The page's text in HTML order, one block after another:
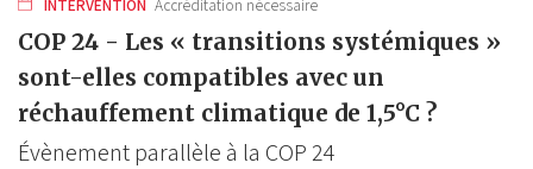
INTERVENTION Accréditation nécessaire
COP 24 - Les « transitions systémiques »
sont-elles compatibles avec un
réchauffement climatique de 1,5°C ?
Évènement parallèle à la COP 24